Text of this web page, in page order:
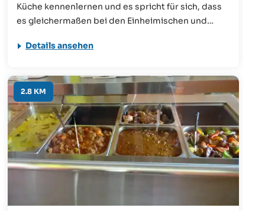
Küche kennenlernen und es spricht für sich, dass
es gleichermaßen bei den Einheimischen und
wechselnden Menüs spiegeln sich die
Details ansehen
2.8 KM